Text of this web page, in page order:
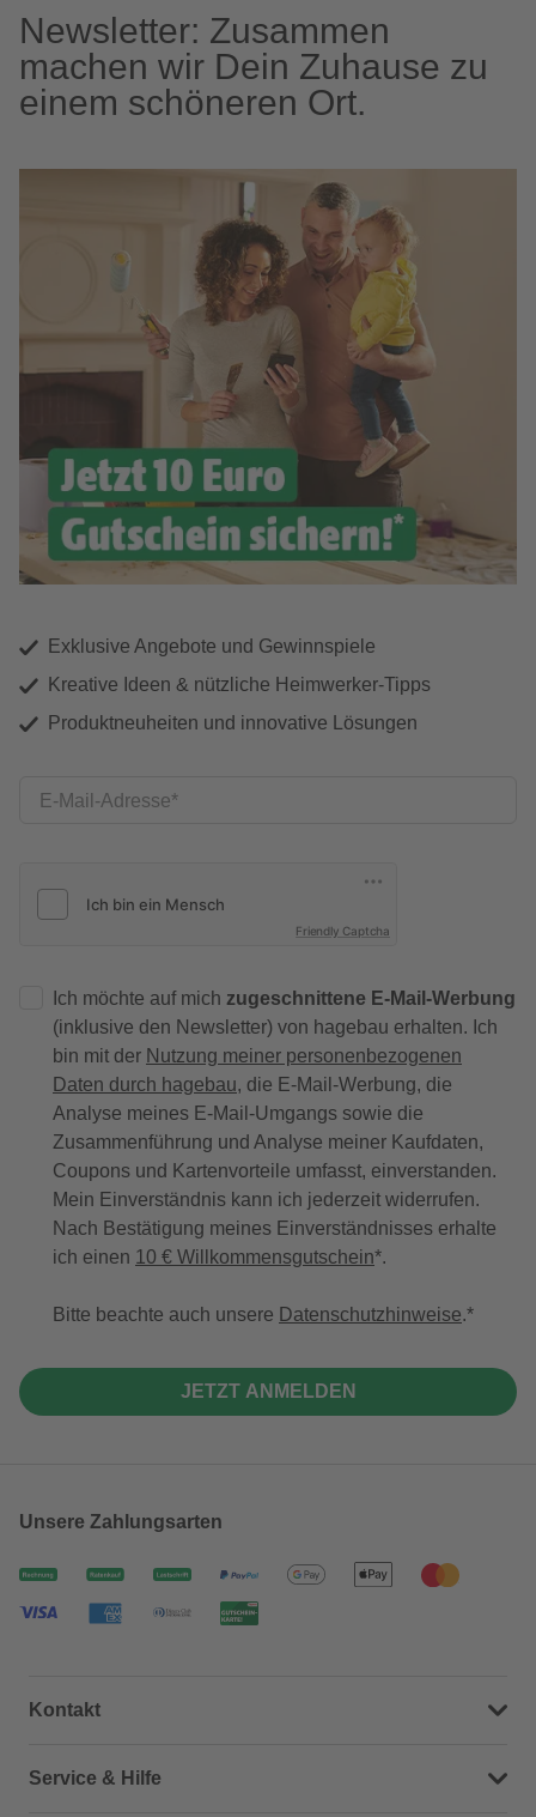
Newsletter: Zusammen
machen wir Dein Zuhause zu
einem schöneren Ort.
Exklusive Angebote und Gewinnspiele
Kreative Ideen & nützliche Heimwerker-Tipps
Produktneuheiten und innovative Lösungen
E-Mail-Adresse
Friendly Captcha
Ich möchte auf mich zugeschnittene E-Mail-Werbung
(inklusive den Newsletter) von hagebau erhalten. Ich
bin mit der Nutzung meiner personenbezogenen
Daten durch hagebau, die E-Mail-Werbung, die
Analyse meines E-Mail-Umgangs sowie die
Zusammenführung und Analyse meiner Kaufdaten,
Coupons und Kartenvorteile umfasst, einverstanden.
Mein Einverständnis kann ich jederzeit widerrufen.
Nach Bestätigung meines Einverständnisses erhalte
ich einen 10 € Willkommensgutschein*.
Bitte beachte auch unsere Datenschutzhinweise.
JETZT ANMELDEN
Unsere Zahlungsarten
Kontakt
Dein Kontakt zu uns
Service & Hilfe